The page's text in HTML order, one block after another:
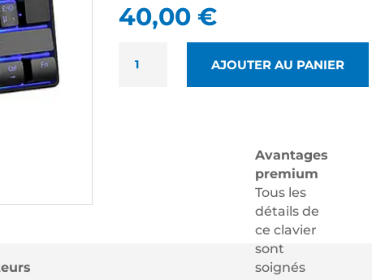
40,00 €
AJOUTER AU PANIER
Avantages
premium
Tous les
détails de
ce clavier
sont
soignés